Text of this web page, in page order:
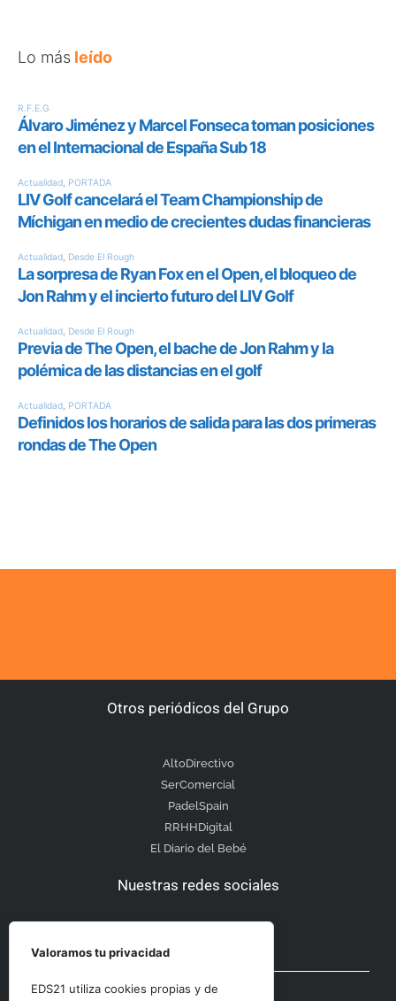
Lo más leído
Otros periódicos del Grupo
AltoDirectivo
SerComercial
PadelSpain
RRHHDigital
El Diario del Bebé
Nuestras redes sociales
Otras secciones
Valoramos tu privacidad
EDS21 utiliza cookies propias y de